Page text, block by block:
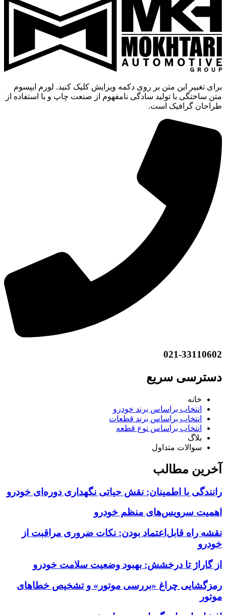
برای تغییر این متن بر روی دکمه ویرایش کلیک کنید. لورم ایپسوم
متن ساختگی با تولید سادگی نامفهوم از صنعت چاپ و با استفاده از
طراحان گرافیک است.
021-33110602
دسترسی سریع
خانه
انتخاب براساس برند خودرو
انتخاب براساس برند قطعات
انتخاب براساس نوع قطعه
بلاگ
سوالات متداول
آخرین مطالب
رانندگی با اطمینان: نقش حیاتی نگهداری دوره‌ای خودرو
اهمیت سرویس‌های منظم خودرو
نقشه راه قابل‌اعتماد بودن: نکات ضروری مراقبت از
خودرو
از گاراژ تا درخشش: بهبود وضعیت سلامت خودرو
رمزگشایی چراغ «بررسی موتور» و تشخیص خطاهای
موتور